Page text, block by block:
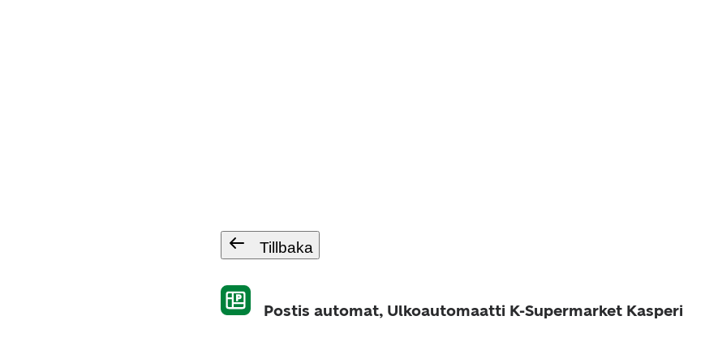
Tillbaka
Postis automat, Ulkoautomaatti K-Supermarket Kasperi